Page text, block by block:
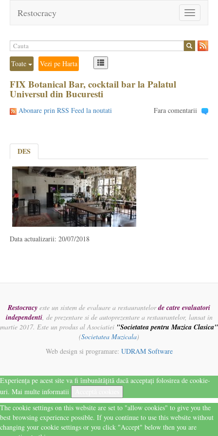
Toggle
navigation
Restocracy
Toate Vezi pe Harta
FIX Botanical Bar, cocktail bar la Palatul
Universul din Bucuresti
Abonare prin RSS Feed la noutati Fara comentarii
DES
Data actualizarii: 20/07/2018
Restocracy este un sistem de evaluare a restaurantelorde catre evaluatori
independenti, de prezentare si de autoprezentare a restaurantelor, lansat in
martie 2017. Este un produs al Asociatiei "Societatea pentru Muzica Clasica"
(Societatea Muzicala)
Web design si programare: UDRAM Software
Experiența pe acest site va fi îmbunătățită dacă acceptați folosirea de cookie-
uri. Mai multe informatii
The cookie settings on this website are set to "allow cookies" to give you the
best browsing experience possible. If you continue to use this website without
changing your cookie settings or you click "Accept" below then you are